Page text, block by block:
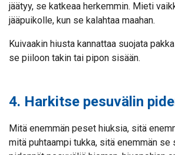
jäätyy, se katkeaa herkemmin. Mieti
jääpuikolle, kun se kalahtaa maahan.
Kuivaakin hiusta kannattaa suojata
se piiloon takin tai pipon sisään.
4. Harkitse pesuvälin
Mitä enemmän peset hiuksia, sitä
mitä puhtaampi tukka, sitä enemmän se